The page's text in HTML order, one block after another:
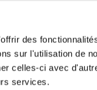
des
sur l'utilisation de
celles-ci avec
services.
pas être
pas car il